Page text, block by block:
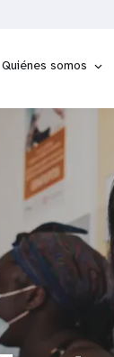
Quiénes somos